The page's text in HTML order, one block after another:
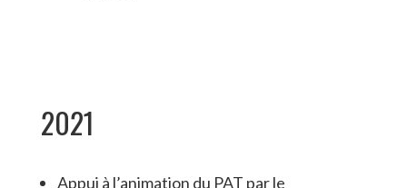
2021
Appui à l’animation du PAT par le